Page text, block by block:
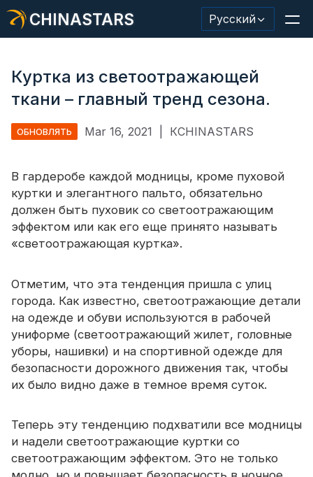
CHINASTARS Русский
Защитная одежда
Светящийся в темноте материал
Промышленная отделка для мытья
Новый продукт
Сертификат
Каталог
Видео
Куртка из светоотражающей
ткани – главный тренд сезона.
ОБНОВЛЯТЬ Mar 16, 2021 КCHINASTARS
В гардеробе каждой модницы, кроме пуховой
куртки и элегантного пальто, обязательно
должен быть пуховик со светоотражающим
эффектом или как его еще принято называть
«светоотражающая куртка».
Отметим, что эта тенденция пришла с улиц
города. Как известно, светоотражающие детали
на одежде и обуви используются в рабочей
униформе (светоотражающий жилет, головные
уборы, нашивки) и на спортивной одежде для
безопасности дорожного движения так, чтобы
их было видно даже в темное время суток.
Теперь эту тенденцию подхватили все модницы
и надели светоотражающие куртки со
светоотражающим эффектом. Это не только